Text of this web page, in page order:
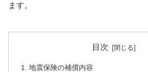
ます。
目次
地震保険の補償内容